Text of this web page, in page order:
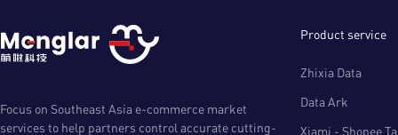
Focus on Southeast Asia e-commerce market
services to help partners control accurate cutting-
Product service
Zhixia Data
Data Ark
Xiami - Shopee